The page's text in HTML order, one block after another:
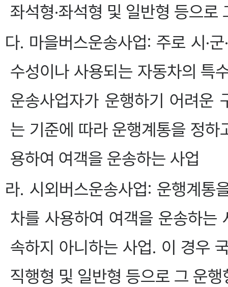
좌석형·좌석형 및 일반형 등으로
다. 마을버스운송사업: 주로 시·
수성이나 사용되는 자동차의 특
운송사업자가 운행하기 어려운
는 기준에 따라 운행계통을 정
용하여 여객을 운송하는 사업
라. 시외버스운송사업: 운행계통
차를 사용하여 여객을 운송하는
속하지 아니하는 사업. 이 경우
직행형 및 일반형 등으로 그 운